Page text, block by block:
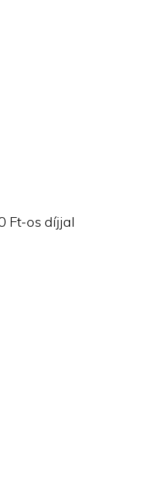
Ft-os díjjal